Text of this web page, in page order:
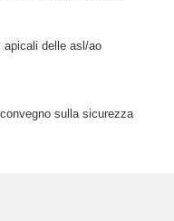
apicali delle asl/ao
sulla sicurezza